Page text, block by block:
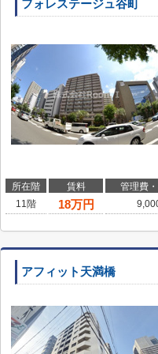
フォレステージュ谷町
所在階 賃料 管理費
11階
18万円
アフィット天満橋